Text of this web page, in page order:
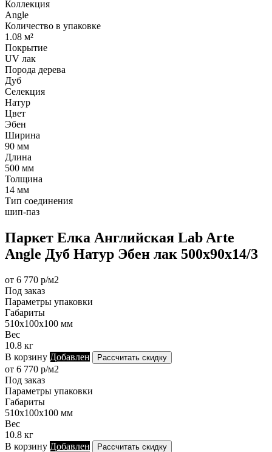
Коллекция
Angle
Количество в упаковке
1.08 м²
Покрытие
UV лак
Порода дерева
Дуб
Селекция
Натур
Цвет
Эбен
Ширина
90 мм
Длина
500 мм
Толщина
14 мм
Тип соединения
шип-паз
Паркет Елка Английская Lab Arte
Angle Дуб Натур Эбен лак 500х90х14/3
от 6 770 р/м2
Под заказ
Параметры упаковки
Габариты
510х100х100 мм
Вес
10.8 кг
В корзину Добавлен Рассчитать скидку
от 6 770 р/м2
Под заказ
Параметры упаковки
Габариты
510х100х100 мм
Вес
10.8 кг
В корзину Добавлен Рассчитать скидку